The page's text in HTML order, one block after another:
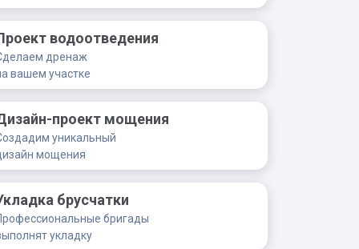
водоотведения
дренаж
вашем участке
проект мощения
уникальный
мощения
брусчатки
бригады
укладку